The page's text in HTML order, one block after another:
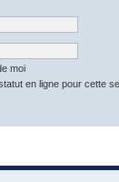
moi
en ligne pour cette